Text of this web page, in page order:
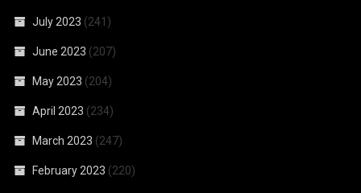
July 2023 (241)
June 2023 (207)
May 2023 (204)
April 2023 (234)
March 2023 (247)
February 2023 (220)